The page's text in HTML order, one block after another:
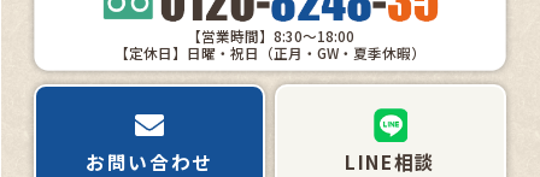
【営業時間】8:30～18:00
【定休日】日曜・祝日（正月・GW・夏季休暇）
お問い合わせ LINE相談